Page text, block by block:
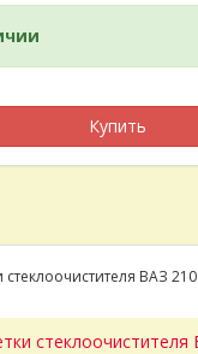
Купить
ВАЗ
стеклоочистителя